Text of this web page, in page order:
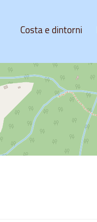
Costa e dintorni